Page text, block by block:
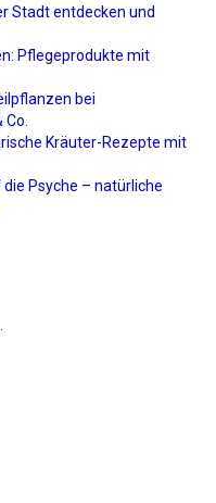
Stadt entdecken und
Pflegeprodukte mit
bei
Kräuter-Rezepte mit
Psyche – natürliche